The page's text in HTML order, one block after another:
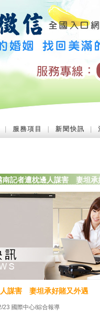
服務項目 新聞快訊
南記者遭枕邊人謀害 妻坦承
謀害 妻坦承好賭又外遇
23 國際中心/綜合報導